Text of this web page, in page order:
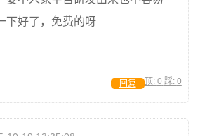
下好了，免费的呀
顶: 0 踩: 0
回复